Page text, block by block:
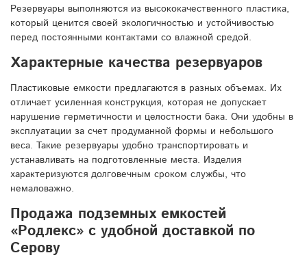
Резервуары выполняются из высококачественного пластика,
который ценится своей экологичностью и устойчивостью
перед постоянными контактами со влажной средой.
Характерные качества резервуаров
Пластиковые емкости предлагаются в разных объемах. Их
отличает усиленная конструкция, которая не допускает
нарушение герметичности и целостности бака. Они удобны в
эксплуатации за счет продуманной формы и небольшого
веса. Такие резервуары удобно транспортировать и
устанавливать на подготовленные места. Изделия
характеризуются долговечным сроком службы, что
немаловажно.
Продажа подземных емкостей
«Родлекс» с удобной доставкой по
Серову